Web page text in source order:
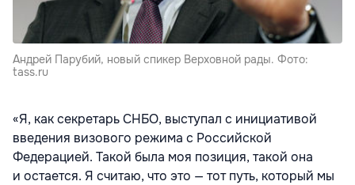
Андрей Парубий, новый спикер Верховной рады. Фото:
tass.ru
«Я, как секретарь СНБО, выступал с инициативой
введения визового режима с Российской
Федерацией. Такой была моя позиция, такой она
и остается. Я считаю, что это — тот путь, который мы